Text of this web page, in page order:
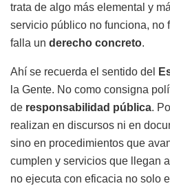
trata de algo más elemental y
servicio público no funciona, no
falla un derecho concreto.
Ahí se recuerda el sentido del
la Gente. No como consigna
de responsabilidad pública.
realizan en discursos ni en
sino en procedimientos que
cumplen y servicios que llegan
no ejecuta con eficacia no solo